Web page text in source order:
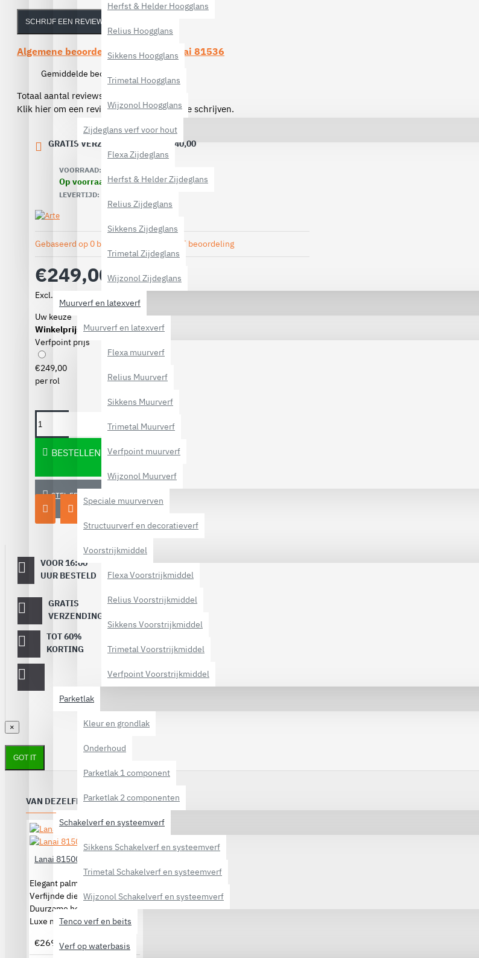
Herfst & Helder Hoogglans
Relius Hoogglans
Sikkens Hoogglans
Trimetal Hoogglans
Wijzonol Hoogglans
Zijdeglans verf voor hout
Flexa Zijdeglans
Herfst & Helder Zijdeglans
Relius Zijdeglans
Sikkens Zijdeglans
Trimetal Zijdeglans
Wijzonol Zijdeglans
Muurverf en latexverf
Muurverf en latexverf
Flexa muurverf
Relius Muurverf
Sikkens Muurverf
Trimetal Muurverf
Verfpoint muurverf
Wijzonol Muurverf
Speciale muurverven
Structuurverf en decoratieverf
Voorstrijkmiddel
Flexa Voorstrijkmiddel
Relius Voorstrijkmiddel
Sikkens Voorstrijkmiddel
Trimetal Voorstrijkmiddel
Verfpoint Voorstrijkmiddel
Parketlak
Kleur en grondlak
Onderhoud
Parketlak 1 component
Parketlak 2 componenten
Schakelverf en systeemverf
Sikkens Schakelverf en systeemverf
Trimetal Schakelverf en systeemverf
Wijzonol Schakelverf en systeemverf
Tenco verf en beits
Verf op waterbasis
SCHRIJF EEN REVIEW
Algemene beoordelingen van deLanai 81536
Gemiddelde beoordeling:
Totaal aantal reviews (0)
Klik hier om een review over dit product te schrijven.
GRATIS VERZENDING VANAF € 40,00
VOORRAAD:
Op voorraad
LEVERTIJD:
Gebaseerd op 0 beoordeling(en). Geef beoordeling
€249,00
Excl. BTW: €205,79
Uw keuze
Winkelprijs
Verfpoint prijs
€249,00
per rol
BESTELLEN
STEL EEN VRAAG
VOOR 16:00
UUR BESTELD
werkdag
GRATIS
VERZENDING
Vanaf €
TOT 60%
KORTING
verf!
×
GOT IT
VAN DEZELFDE CATEGORIE
Lanai 81500
Elegant palmendessin
Verfijnde dieptewerking
Luxe muurdecoratie
€269,00